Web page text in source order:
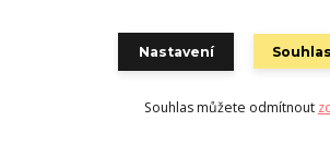
Nastavení
Souhlas můžete odmítnout